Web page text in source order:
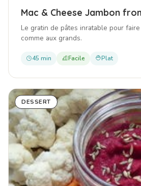
Mac & Cheese Jambon
Le gratin de pâtes inratable pour
comme aux grands.
45 min Facile Plat
DESSERT